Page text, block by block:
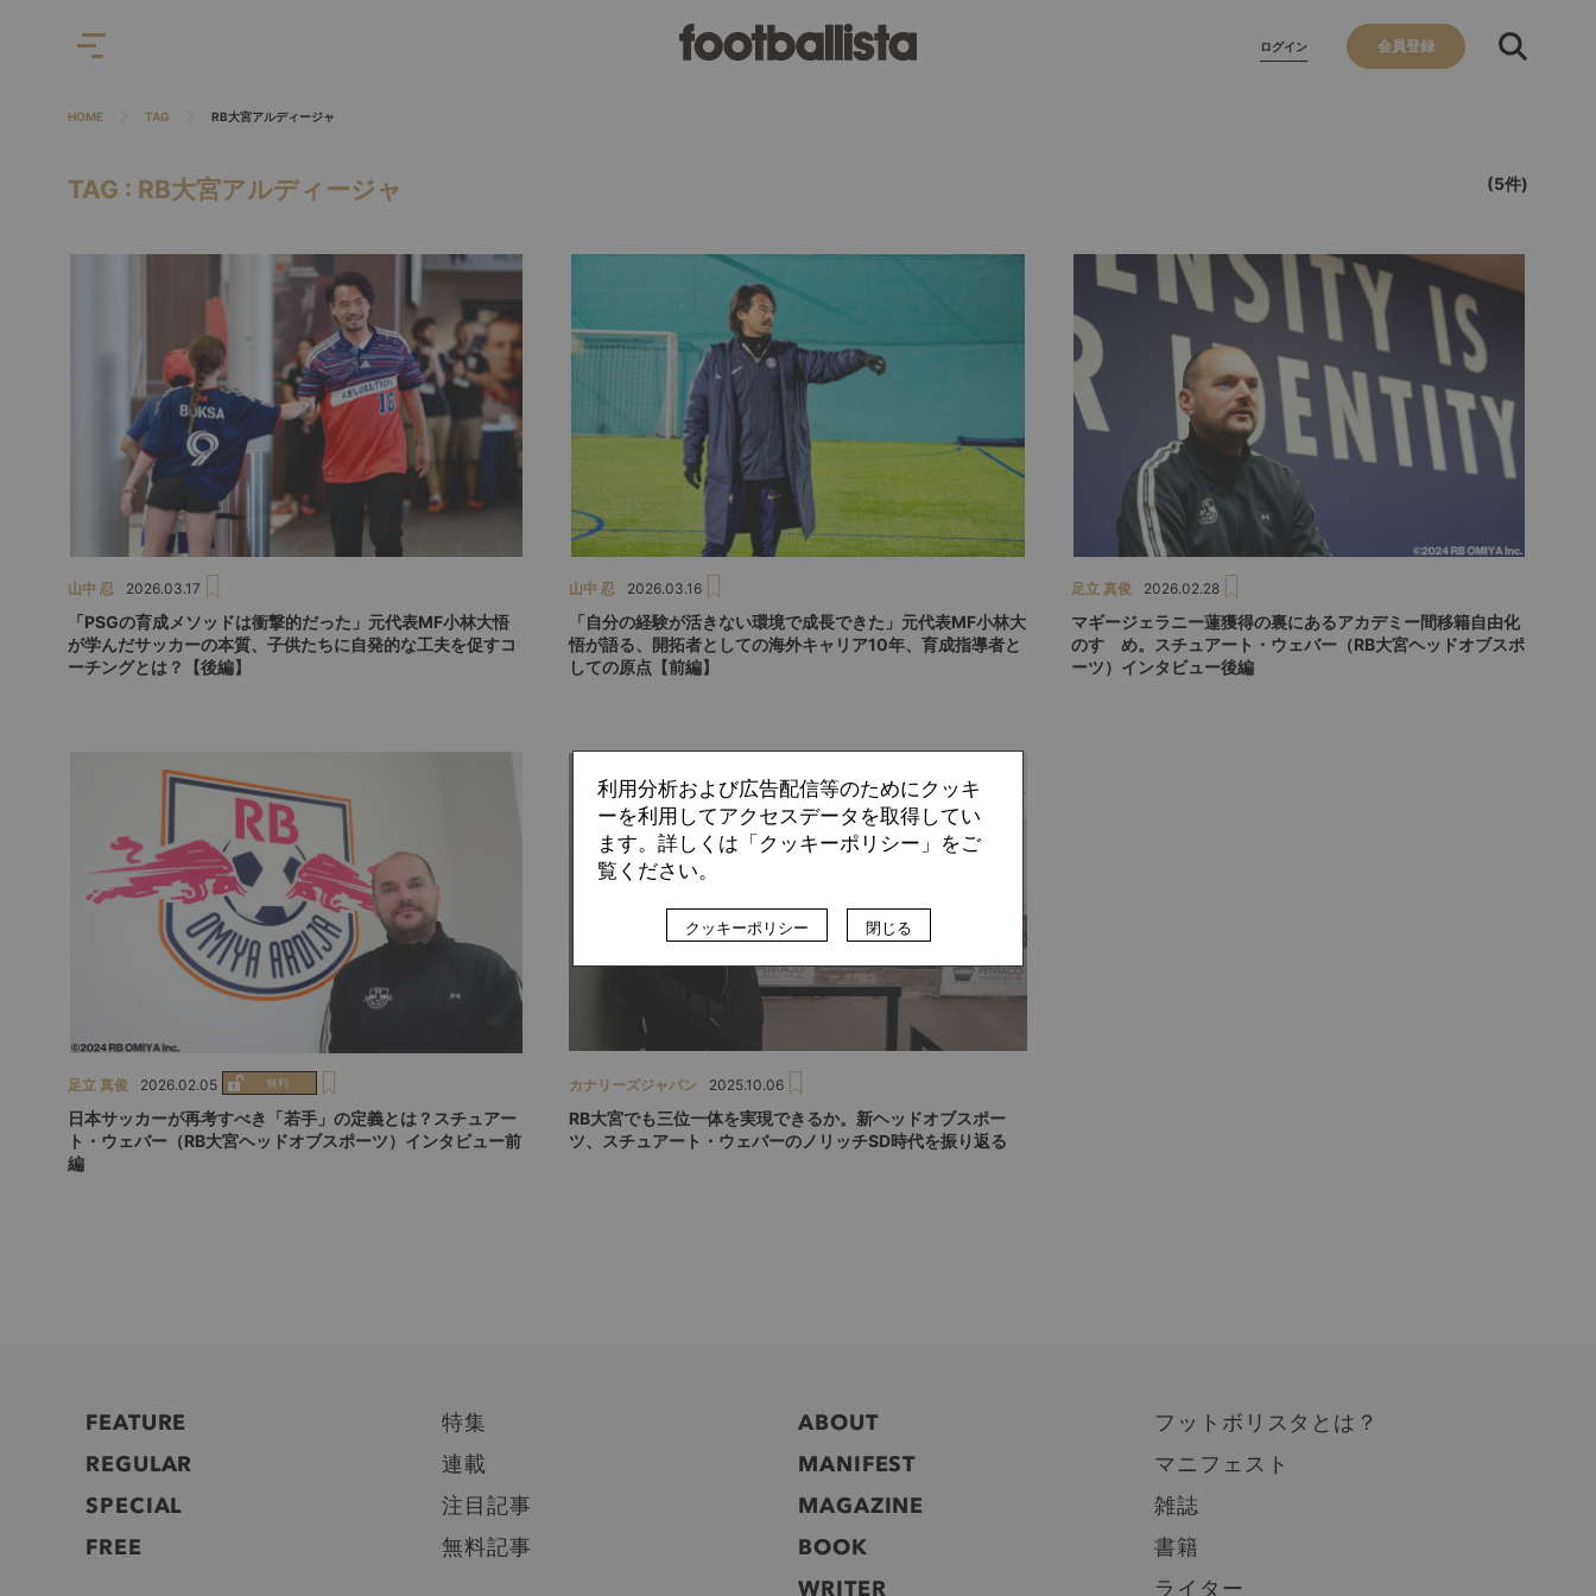
ログイン 会員登録
HOME TAG RB大宮アルディージャ
TAG : RB大宮アルディージャ (5件)
山中 忍 2026.03.17
「PSGの育成メソッドは衝撃的だった」元代表MF小林大悟
が学んだサッカーの本質、子供たちに自発的な工夫を促すコ
ーチングとは？【後編】
山中 忍 2026.03.16
「自分の経験が活きない環境で成長できた」元代表MF小林大
悟が語る、開拓者としての海外キャリア10年、育成指導者と
しての原点【前編】
足立 真俊 2026.02.28
マギージェラニー蓮獲得の裏にあるアカデミー間移籍自由化
のすゝめ。スチュアート・ウェバー（RB大宮ヘッドオブスポ
ーツ）インタビュー後編
足立 真俊 2026.02.05
日本サッカーが再考すべき「若手」の定義とは？スチュアー
ト・ウェバー（RB大宮ヘッドオブスポーツ）インタビュー前
編
カナリーズジャパン 2025.10.06
RB大宮でも三位一体を実現できるか。新ヘッドオブスポー
ツ、スチュアート・ウェバーのノリッチSD時代を振り返る
FEATURE
特集
REGULAR
連載
SPECIAL
注目記事
FREE
無料記事
ABOUT
フットボリスタとは？
MANIFEST
マニフェスト
MAGAZINE
雑誌
BOOK
書籍
WRITER
ライター
利用分析および広告配信等のためにクッキ
ーを利用してアクセスデータを取得してい
ます。詳しくは「クッキーポリシー」をご
覧ください。
クッキーポリシー 閉じる